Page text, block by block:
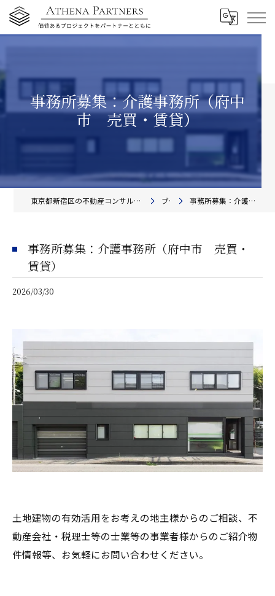
事務所募集：介護事務所（府中
市 売買・賃貸）
東京都新宿区の不動産コンサルティングならアテナ・パートナーズ株式会社 ブログ 事務所募集：介護事務所（府中市 売買・賃貸）
事務所募集：介護事務所（府中市 売買・
賃貸）
2026/03/30
土地建物の有効活用をお考えの地主様からのご相談、不
動産会社・税理士等の士業等の事業者様からのご紹介物
件情報等、お気軽にお問い合わせください。